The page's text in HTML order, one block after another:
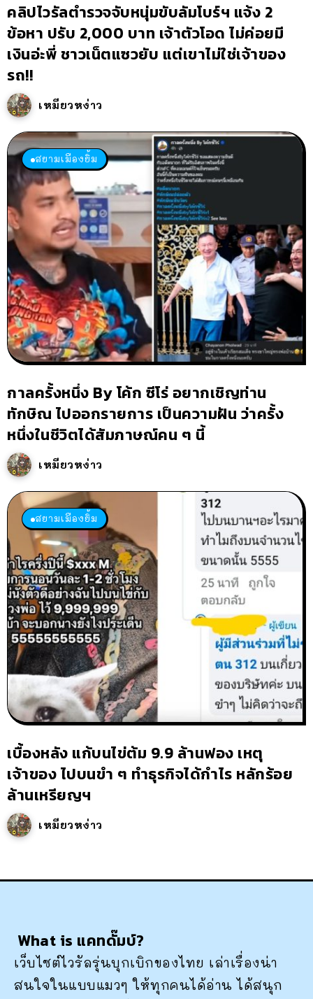
คลิปไวรัลตำรวจจับหนุ่มขับลัมโบร์ฯ แจ้ง 2
ข้อหา ปรับ 2,000 บาท เจ้าตัวโอด ไม่ค่อยมี
เงินอ่ะพี่ ชาวเน็ตแซวยับ แต่เขาไม่ใช่เจ้าของ
รถ!!
เหมียวหง่าว
สยามเมืองยิ้ม
กาลครั้งหนึ่ง By โค้ก ซีโร่ อยากเชิญท่าน
ทักษิณ ไปออกรายการ เป็นความฝัน ว่าครั้ง
หนึ่งในชีวิตได้สัมภาษณ์คน ๆ นี้
เหมียวหง่าว
สยามเมืองยิ้ม
เบื้องหลัง แก้บนไข่ต้ม 9.9 ล้านฟอง เหตุ
เจ้าของ ไปบนขำ ๆ ทำธุรกิจได้กำไร หลักร้อย
ล้านเหรียญฯ
เหมียวหง่าว
What is แคทดั๊มบ์?
เว็บไซต์ไวรัลรุ่นบุกเบิกของไทย เล่าเรื่องน่า
สนใจในแบบแมวๆ ให้ทุกคนได้อ่าน ได้สนุก